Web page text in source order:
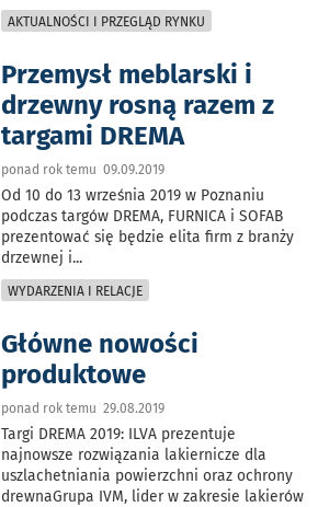
AKTUALNOŚCI I PRZEGLĄD RYNKU
Przemysł meblarski i
drzewny rosną razem z
targami DREMA
ponad rok temu 09.09.2019
Od 10 do 13 września 2019 w Poznaniu
podczas targów DREMA, FURNICA i SOFAB
prezentować się będzie elita firm z branży
drzewnej i...
WYDARZENIA I RELACJE
Główne nowości
produktowe
ponad rok temu 29.08.2019
Targi DREMA 2019: ILVA prezentuje
najnowsze rozwiązania lakiernicze dla
uszlachetniania powierzchni oraz ochrony
drewnaGrupa IVM, lider w zakresie lakierów